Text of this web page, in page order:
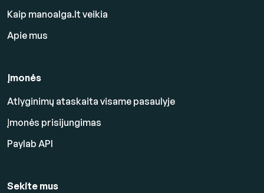
Kaip manoalga.lt veikia
Apie mus
Įmonės
Atlyginimų ataskaita visame pasaulyje
Įmonės prisijungimas
Paylab API
Sekite mus